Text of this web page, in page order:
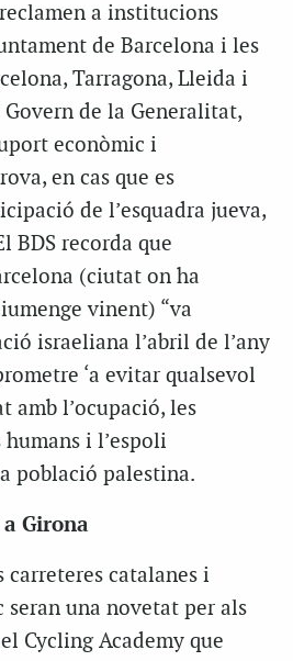
a institucions
de Barcelona i les
Tarragona, Lleida i
de la Generalitat,
econòmic i
en cas que es
de l’esquadra jueva,
BDS recorda que
(ciutat on ha
vinent) “va
israeliana l’abril de l’any
‘a evitar qualsevol
amb l’ocupació, les
i l’espoli
població palestina.
Girona
carreteres catalanes i
seran una novetat per als
Cycling Academy que